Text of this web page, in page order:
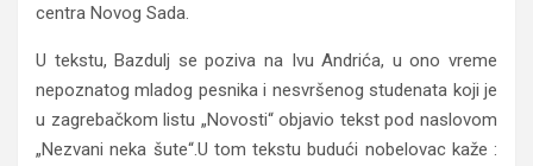
centra Novog Sada.
U tekstu, Bazdulj se poziva na Ivu Andrića, u ono vreme
nepoznatog mladog pesnika i nesvršenog studenata koji je
u zagrebačkom listu „Novosti“ objavio tekst pod naslovom
„Nezvani neka šute“.U tom tekstu budući nobelovac kaže :